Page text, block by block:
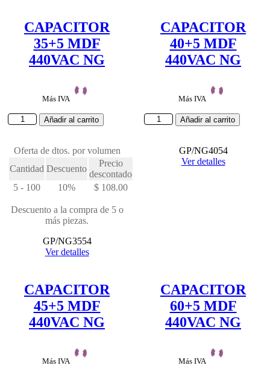
CAPACITOR
35+5 MDF
440VAC NG
Más IVA
CAPACITOR
440VAC
cantidad
Añadir al carrito
Oferta de dtos. por volumen
Cantidad Descuento
Precio
descontado
5 - 100
10% $108.00
Descuento a la compra de 5 o
más piezas.
GP/NG3554
Ver detalles
CAPACITOR
40+5 MDF
440VAC NG
Más IVA
CAPACITORAñadir al carrito
GP/NG4054
Ver detalles
CAPACITOR
45+5 MDF
440VAC NG
Más IVA
CAPACITOR
60+5 MDF
440VAC NG
Más IVA